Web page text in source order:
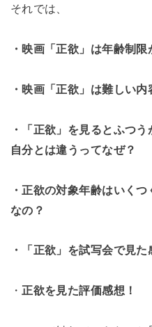
それでは、
・映画「正欲」は年齢制限
・映画「正欲」は難しい
・「正欲」を見るとふつ
自分とは違うってなぜ？
・正欲の対象年齢はいく
なの？
・「正欲」を試写会で見た
・ 正欲を見た評価感想！